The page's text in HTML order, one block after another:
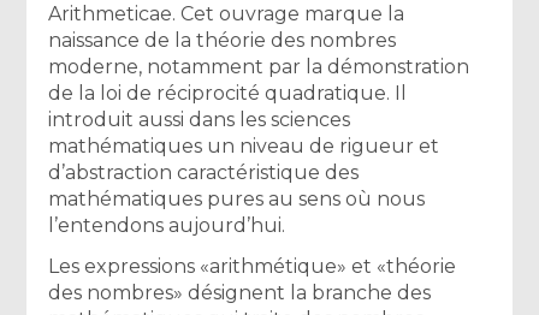
Arithmeticae. Cet ouvrage marque la
naissance de la théorie des nombres
moderne, notamment par la démonstration
de la loi de réciprocité quadratique. Il
introduit aussi dans les sciences
mathématiques un niveau de rigueur et
d’abstraction caractéristique des
mathématiques pures au sens où nous
l’entendons aujourd’hui.
Les expressions «arithmétique» et «théorie
des nombres» désignent la branche des